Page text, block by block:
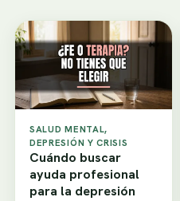
SALUD MENTAL,
DEPRESIÓN Y CRISIS
Cuándo buscar
ayuda profesional
para la depresión